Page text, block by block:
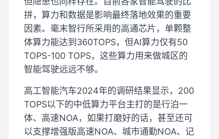
拼，算力和数据是影响最终落地效果的重要
因素。毫末智行所采用的高通芯片，单颗整
体算力能达到360TOPS，但AI算力仅有50
TOPS-100 TOPS，这些算力用来做城区的
智能驾驶远远不够。
高工智能汽车2024年的调研结果显示，200
TOPS以下的中低算力平台主打的是行泊一
体、高速NOA，如果打磨好的话，甚至还可
以支撑增强版高速NOA、城市通勤NOA、记